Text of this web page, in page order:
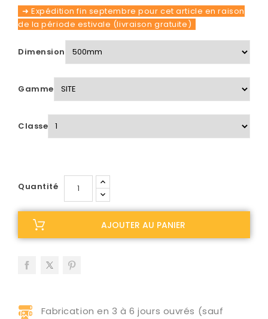
➜ Expédition fin septembre pour cet article en raison
de la période estivale (livraison gratuite)
Dimension
Gamme
Classe
Quantité
AJOUTER AU PANIER
Fabrication en 3 à 6 jours ouvrés (sauf